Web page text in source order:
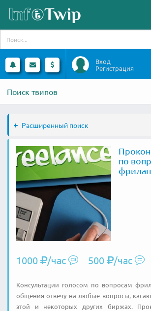
Вход
Регистрация
Поиск твипов
Расширенный поиск
по
1000 /час 500 /час
Консультации голосом по вопросам
общения отвечу на любые вопросы,
этой и некоторых других биржах.